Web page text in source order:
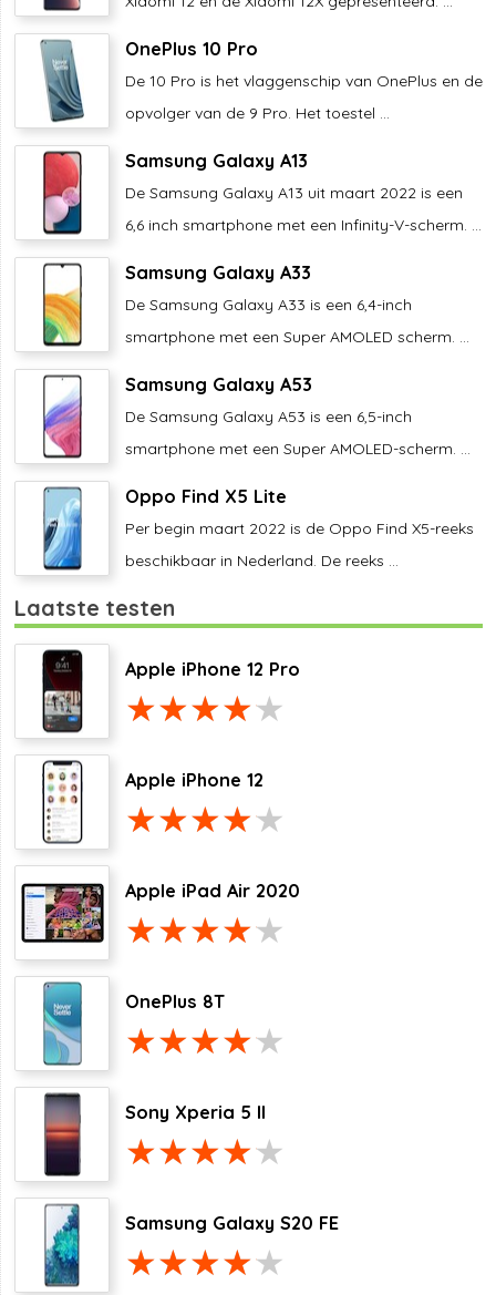
OnePlus 10 Pro
De 10 Pro is het vlaggenschip van OnePlus en de
opvolger van de 9 Pro. Het toestel ...
Samsung Galaxy A13
De Samsung Galaxy A13 uit maart 2022 is een
6,6 inch smartphone met een Infinity-V-scherm. ...
Samsung Galaxy A33
De Samsung Galaxy A33 is een 6,4-inch
smartphone met een Super AMOLED scherm. ...
Samsung Galaxy A53
De Samsung Galaxy A53 is een 6,5-inch
smartphone met een Super AMOLED-scherm. ...
Oppo Find X5 Lite
Per begin maart 2022 is de Oppo Find X5-reeks
beschikbaar in Nederland. De reeks ...
Laatste testen
Apple iPhone 12 Pro
Apple iPhone 12
Apple iPad Air 2020
OnePlus 8T
Sony Xperia 5 II
Samsung Galaxy S20 FE